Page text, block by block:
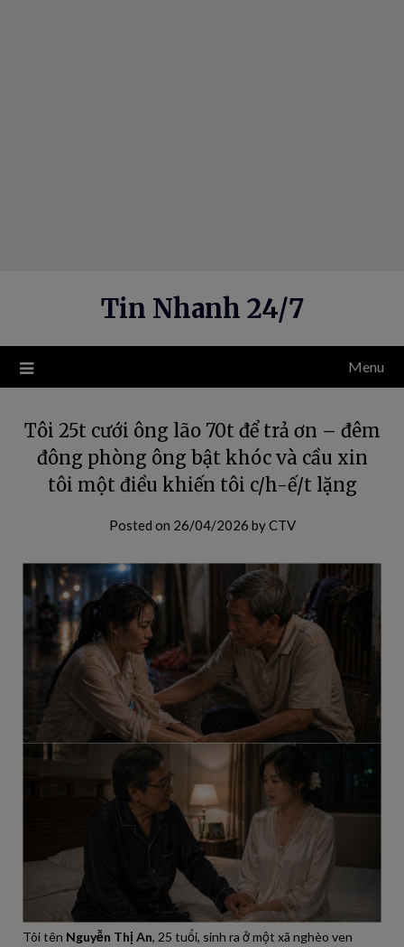
Tin Nhanh 24/7
Menu
Tôi 25t cưới ông lão 70t để trả ơn – đêm
đông phòng ông bật khóc và cầu xin
tôi một điều khiến tôi c/h-ế/t lặng
Posted on 26/04/2026 byCTV
Tôi tên Nguyễn Thị An, 25 tuổi, sinh ra ở một xã nghèo ven